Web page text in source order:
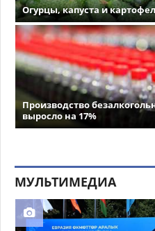
Огурцы, капуста и
Производство
выросло на 17%
МУЛЬТИМЕДИА